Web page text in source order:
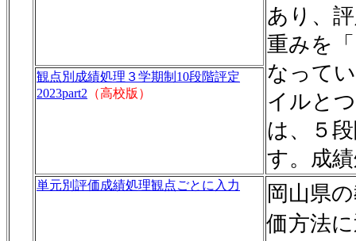
あり、
重みを
なって
イルと
は、５
す。成
観点別成績処理３学期制10段階評定
2023part2 （高校版）
単元別評価成績処理観点ごとに入力
岡山県
価方法